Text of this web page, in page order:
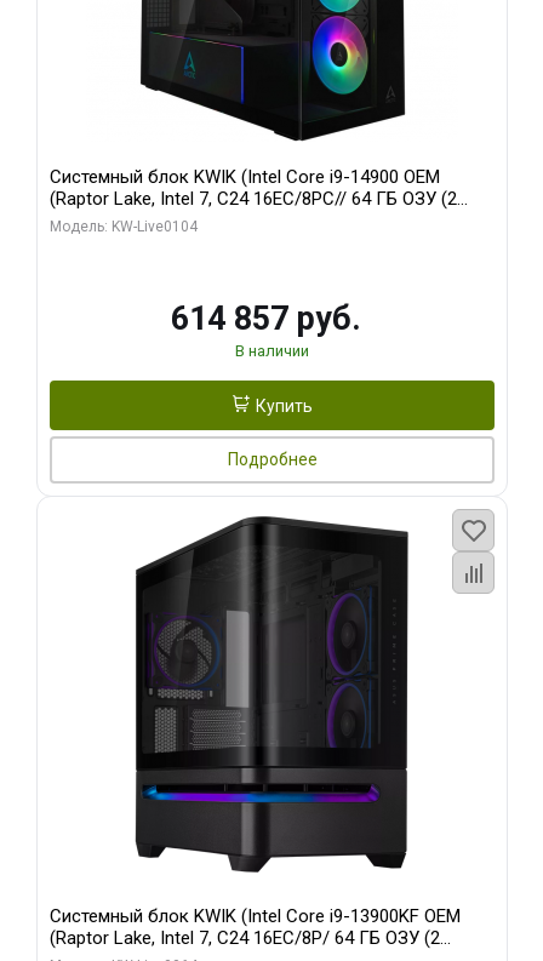
Системный блок KWIK (Intel Core i9-14900 OEM
(Raptor Lake, Intel 7, C24 16EC/8PC// 64 ГБ ОЗУ (2
модуля)/ Afox RTX4090 24GB GDDR6X 384-Bit 3xDP
Модель: KW-Live0104
614 857 руб.
В наличии
Купить
Подробнее
Системный блок KWIK (Intel Core i9-13900KF OEM
(Raptor Lake, Intel 7, C24 16EC/8P/ 64 ГБ ОЗУ (2